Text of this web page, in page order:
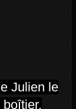
Julien le